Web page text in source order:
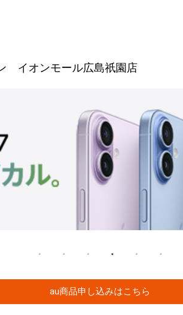
イオンモール広島祇園店
au商品申し込みはこちら